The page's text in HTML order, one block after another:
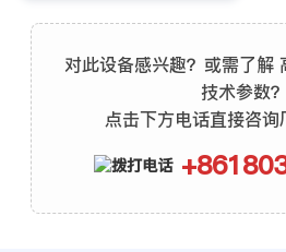
对此设备感兴趣？或需了解
技术参数？
点击下方电话直接咨询